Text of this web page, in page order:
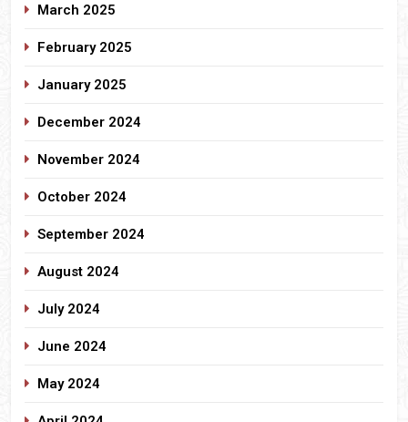
March 2025
February 2025
January 2025
December 2024
November 2024
October 2024
September 2024
August 2024
July 2024
June 2024
May 2024